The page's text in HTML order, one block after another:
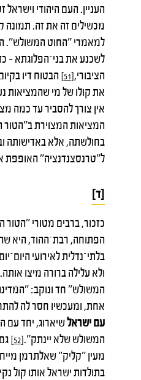
העניין. העם היהודי
מכשילים זה את זה. תמונה
למאמרי "החוט המשולש".
לשכנע את בני־הפלוגתא –
הציבורי,[51]
הבטוח דיו
את קולו של מי שהמציאות
אין צורך להסביר עד כמה
המציאות המצוירת ב"הטור
בחולשתה, אלא באדישותה
ל"טרנסצנדנציה" האופפת
[ד]
כזכור, ברבים מטורי
הפתוחה, רבת־ההוד, היא
בלתי־נדלית לאירועי
ולא עלילה ברורה מיצו
המשולש" חד ונוקב:
אחת, ומעכשיו חסר לה
עם ישראלשיארוג, יחד עם
המשולש שלא יינתק".[52]
מעין "קליק" שאלתרמן
בתולדות ישראל אותו קול